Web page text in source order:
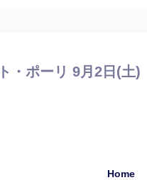
・ポーリ 9月2日(
Home